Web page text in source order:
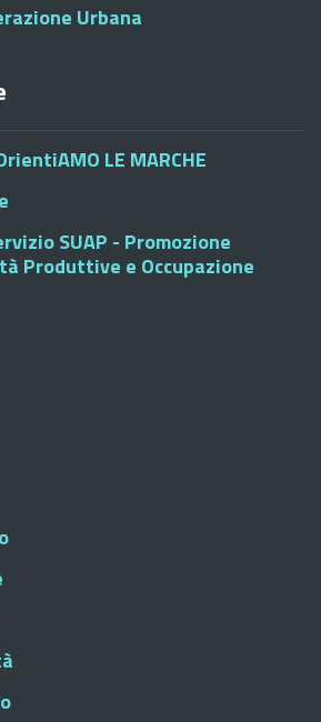
Urbana
LE MARCHE
SUAP - Promozione
Produttive e Occupazione